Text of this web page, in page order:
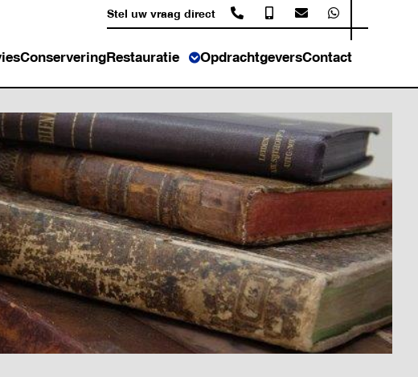
Stel uw vraag direct
ConserveringRestauratie OpdrachtgeversContact